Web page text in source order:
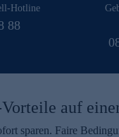
Hotline
88
auf
sparen. Faire